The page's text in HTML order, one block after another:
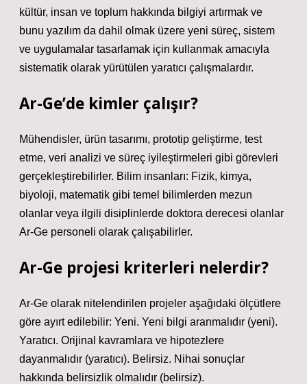
kültür, insan ve toplum hakkında bilgiyi artırmak ve
bunu yazılım da dahil olmak üzere yeni süreç, sistem
ve uygulamalar tasarlamak için kullanmak amacıyla
sistematik olarak yürütülen yaratıcı çalışmalardır.
Ar-Ge’de kimler çalışır?
Mühendisler, ürün tasarımı, prototip geliştirme, test
etme, veri analizi ve süreç iyileştirmeleri gibi görevleri
gerçekleştirebilirler. Bilim insanları: Fizik, kimya,
biyoloji, matematik gibi temel bilimlerden mezun
olanlar veya ilgili disiplinlerde doktora derecesi olanlar
Ar-Ge personeli olarak çalışabilirler.
Ar-Ge projesi kriterleri nelerdir?
Ar-Ge olarak nitelendirilen projeler aşağıdaki ölçütlere
göre ayırt edilebilir: Yeni. Yeni bilgi aranmalıdır (yeni).
Yaratıcı. Orijinal kavramlara ve hipotezlere
dayanmalıdır (yaratıcı). Belirsiz. Nihai sonuçlar
hakkında belirsizlik olmalıdır (belirsiz).